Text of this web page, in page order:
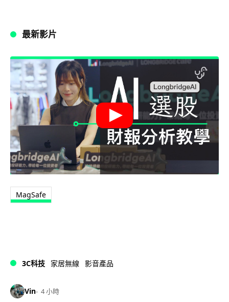
最新影片
MagSafe
3C科技 家居無線 影音產品
Vin 4 小時